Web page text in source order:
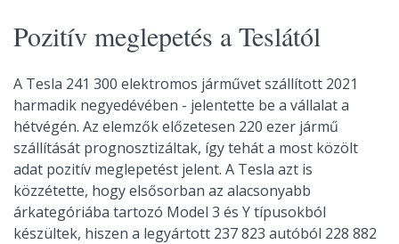
Pozitív meglepetés a Teslától
A Tesla 241 300 elektromos járművet szállított 2021
harmadik negyedévében - jelentette be a vállalat a
hétvégén. Az elemzők előzetesen 220 ezer jármű
szállítását prognosztizáltak, így tehát a most közölt
adat pozitív meglepetést jelent. A Tesla azt is
közzétette, hogy elsősorban az alacsonyabb
árkategóriába tartozó Model 3 és Y típusokból
készültek, hiszen a legyártott 237 823 autóból 228 882